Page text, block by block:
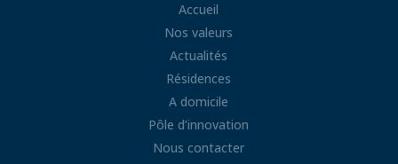
Accueil
Nos valeurs
Actualités
Résidences
A domicile
Pôle d’innovation
Nous contacter